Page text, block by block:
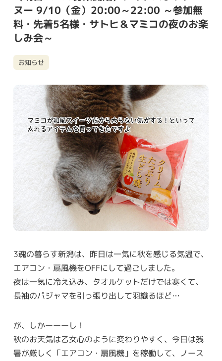
ヌー 9/10（金）20:00～22:00 ～参加無
料・先着5名様・サトヒ＆マミコの夜のお楽
しみ会～
お知らせ
3魂の暮らす新潟は、昨日は一気に秋を感じる気温で、
エアコン・扇風機をOFFにして過ごしました。
夜は一気に冷え込み、タオルケットだけでは寒くて、
長袖のパジャマを引っ張り出して羽織るほど…
が、しかーーーし！
秋のお天気は乙女心のように変わりやすく、今日は残
暑が厳しく「エアコン・扇風機」を稼働して、ノース